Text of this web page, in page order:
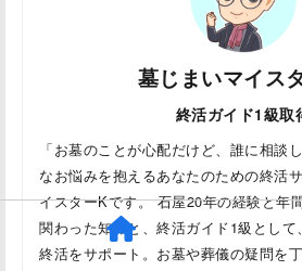
墓じまいマイス
終活ガイド1級取
「お墓のことが心配だけど、誰に相談
なお悩みを抱えるあなたのための終活
イスターKです。 石屋20年の経験と年
関わった知識と、終活ガイド1級とし
終活をサポート。お墓や葬儀の疑問を